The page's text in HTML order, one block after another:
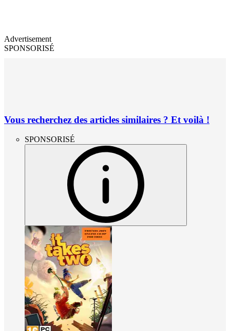
Advertisement
SPONSORISÉ
Vous recherchez des articles similaires ? Et voilà !
SPONSORISÉ